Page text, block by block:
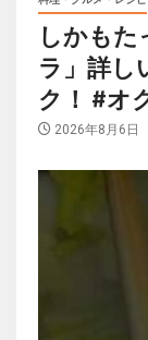
しかもた
ラ」詳し
ク！ #オ
2026年8月6日